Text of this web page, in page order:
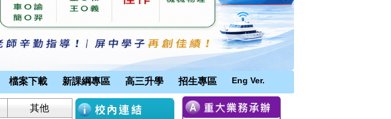
檔案下載 新課綱專區 高三升學 招生專區 Eng Ver.
其他